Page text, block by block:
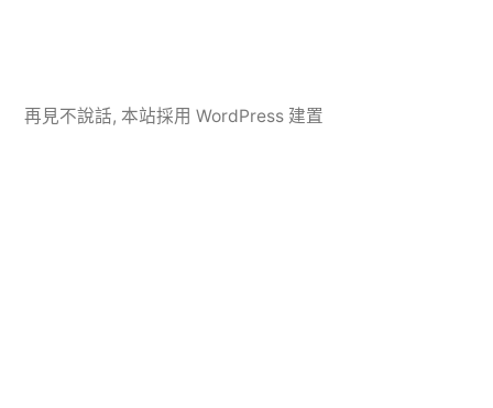
再見不說話, 本站採用 WordPress 建置